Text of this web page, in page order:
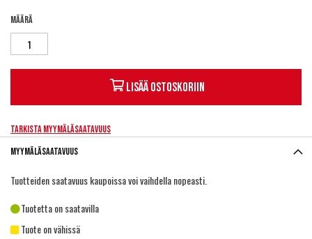
Määrä
Lisää ostoskoriin
Tarkista myymäläsaatavuus
Myymäläsaatavuus
Tuotteiden saatavuus kaupoissa voi vaihdella nopeasti.
Tuotetta on saatavilla
Tuote on vähissä